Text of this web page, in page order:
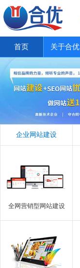
首页 关于合优
企业网站建设
全网营销型网站建设